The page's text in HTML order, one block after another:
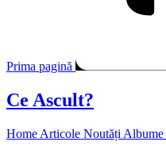
Prima pagină
Ce Ascult?
Home Articole Noutăți Albume